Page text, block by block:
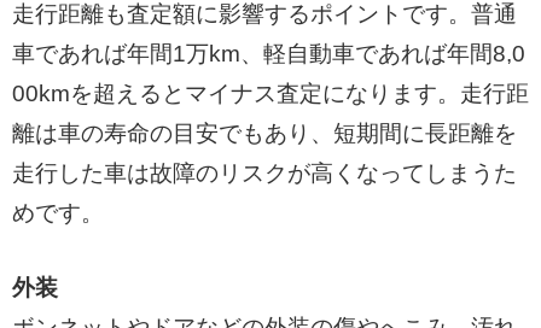
走行距離も査定額に影響するポイントです。普通
車であれば年間1万km、軽自動車であれば年間8,0
00kmを超えるとマイナス査定になります。走行距
離は車の寿命の目安でもあり、短期間に長距離を
走行した車は故障のリスクが高くなってしまうた
めです。
外装